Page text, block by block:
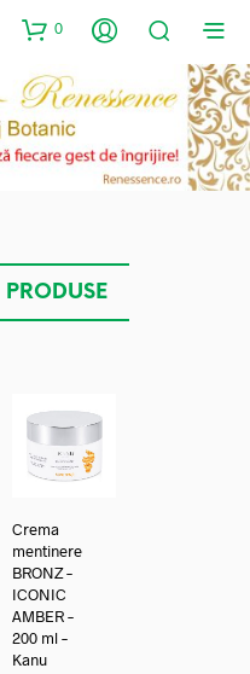
0
Crema
mentinere
BRONZ –
ICONIC
AMBER –
200 ml –
Kanu